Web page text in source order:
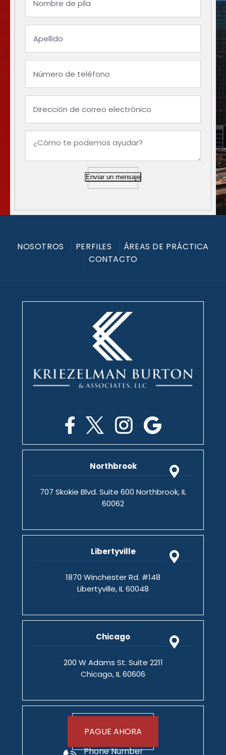
Enviar un mensaje
NOSOTROS PERFILES
ÁREAS DE PRÁCTICA
CONTACTO
Northbrook
707 Skokie Blvd. Suite 600 Northbrook, IL
60062
Libertyville
1870 Winchester Rd. #148
Libertyville, IL 60048
Chicago
200 W Adams St. Suite 2211
Chicago, IL 60606
PAGUE AHORA
Phone Number